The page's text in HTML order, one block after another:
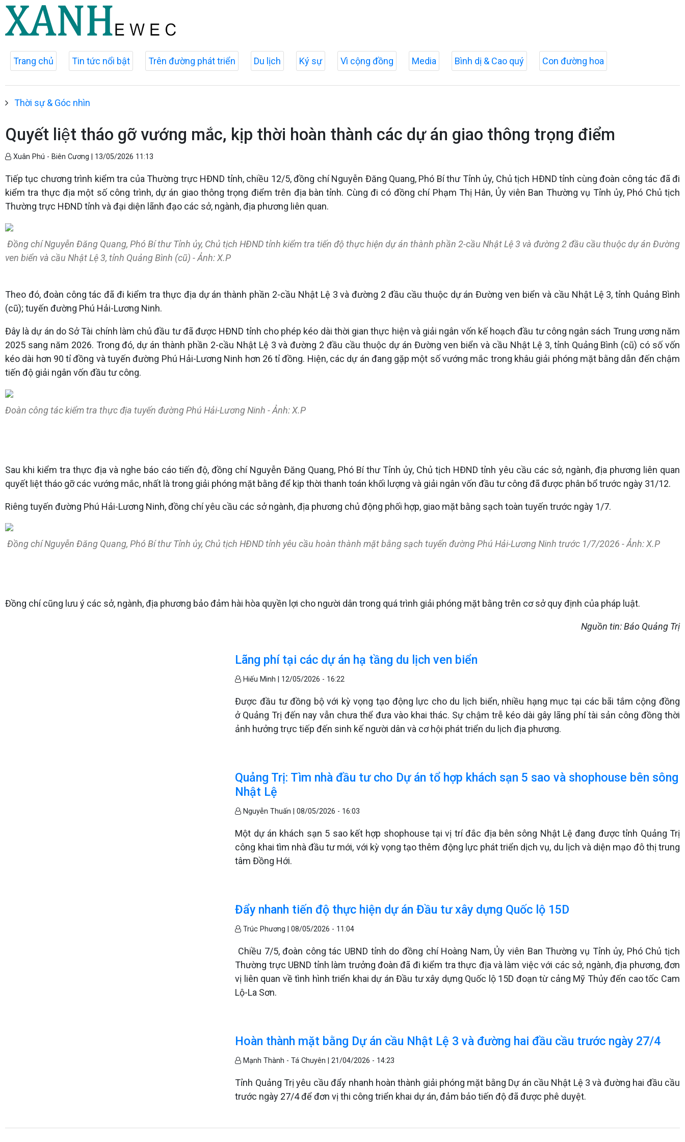
Trang chủ Tin tức nổi bật Trên đường phát triển Du lịch Ký sự Vì cộng đồng Media Bình dị & Cao quý Con đường hoa
Thời sự & Góc nhìn
Quyết liệt tháo gỡ vướng mắc, kịp thời hoàn thành các dự án giao thông trọng điểm
Xuân Phú - Biên Cương | 13/05/2026 11:13
Tiếp tục chương trình kiểm tra của Thường trực HĐND tỉnh, chiều 12/5, đồng chí Nguyễn Đăng Quang, Phó Bí thư Tỉnh ủy, Chủ tịch HĐND tỉnh cùng đoàn công tác đã đi
kiểm tra thực địa một số công trình, dự án giao thông trọng điểm trên địa bàn tỉnh. Cùng đi có đồng chí Phạm Thị Hân, Ủy viên Ban Thường vụ Tỉnh ủy, Phó Chủ tịch
Thường trực HĐND tỉnh và đại diện lãnh đạo các sở, ngành, địa phương liên quan.
Đồng chí Nguyễn Đăng Quang, Phó Bí thư Tỉnh ủy, Chủ tịch HĐND tỉnh kiểm tra tiến độ thực hiện dự án thành phần 2-cầu Nhật Lệ 3 và đường 2 đầu cầu thuộc dự án Đường
ven biển và cầu Nhật Lệ 3, tỉnh Quảng Bình (cũ) - Ảnh: X.P
Theo đó, đoàn công tác đã đi kiểm tra thực địa dự án thành phần 2-cầu Nhật Lệ 3 và đường 2 đầu cầu thuộc dự án Đường ven biển và cầu Nhật Lệ 3, tỉnh Quảng Bình
(cũ); tuyến đường Phú Hải-Lương Ninh.
Đây là dự án do Sở Tài chính làm chủ đầu tư đã được HĐND tỉnh cho phép kéo dài thời gian thực hiện và giải ngân vốn kế hoạch đầu tư công ngân sách Trung ương năm
2025 sang năm 2026. Trong đó, dự án thành phần 2-cầu Nhật Lệ 3 và đường 2 đầu cầu thuộc dự án Đường ven biển và cầu Nhật Lệ 3, tỉnh Quảng Bình (cũ) có số vốn
kéo dài hơn 90 tỉ đồng và tuyến đường Phú Hải-Lương Ninh hơn 26 tỉ đồng. Hiện, các dự án đang gặp một số vướng mắc trong khâu giải phóng mặt bằng dẫn đến chậm
tiến độ giải ngân vốn đầu tư công.
Đoàn công tác kiểm tra thực địa tuyến đường Phú Hải-Lương Ninh - Ảnh: X.P
Sau khi kiểm tra thực địa và nghe báo cáo tiến độ, đồng chí Nguyễn Đăng Quang, Phó Bí thư Tỉnh ủy, Chủ tịch HĐND tỉnh yêu cầu các sở, ngành, địa phương liên quan
quyết liệt tháo gỡ các vướng mắc, nhất là trong giải phóng mặt bằng để kịp thời thanh toán khối lượng và giải ngân vốn đầu tư công đã được phân bổ trước ngày 31/12.
Riêng tuyến đường Phú Hải-Lương Ninh, đồng chí yêu cầu các sở ngành, địa phương chủ động phối hợp, giao mặt bằng sạch toàn tuyến trước ngày 1/7.
Đồng chí Nguyễn Đăng Quang, Phó Bí thư Tỉnh ủy, Chủ tịch HĐND tỉnh yêu cầu hoàn thành mặt bằng sạch tuyến đường Phú Hải-Lương Ninh trước 1/7/2026 - Ảnh: X.P
Đồng chí cũng lưu ý các sở, ngành, địa phương bảo đảm hài hòa quyền lợi cho người dân trong quá trình giải phóng mặt bằng trên cơ sở quy định của pháp luật.
Nguồn tin: Báo Quảng Trị
Lãng phí tại các dự án hạ tầng du lịch ven biển
Hiếu Minh | 12/05/2026 - 16:22
Được đầu tư đồng bộ với kỳ vọng tạo động lực cho du lịch biển, nhiều hạng mục tại các bãi tắm cộng đồng
ở Quảng Trị đến nay vẫn chưa thể đưa vào khai thác. Sự chậm trễ kéo dài gây lãng phí tài sản công đồng thời
ảnh hưởng trực tiếp đến sinh kế người dân và cơ hội phát triển du lịch địa phương.
Quảng Trị: Tìm nhà đầu tư cho Dự án tổ hợp khách sạn 5 sao và shophouse bên sông
Nhật Lệ
Nguyễn Thuấn |08/05/2026 - 16:03
Một dự án khách sạn 5 sao kết hợp shophouse tại vị trí đắc địa bên sông Nhật Lệ đang được tỉnh Quảng Trị
công khai tìm nhà đầu tư mới, với kỳ vọng tạo thêm động lực phát triển dịch vụ, du lịch và diện mạo đô thị trung
tâm Đồng Hới.
Đẩy nhanh tiến độ thực hiện dự án Đầu tư xây dựng Quốc lộ 15D
Trúc Phương |08/05/2026 - 11:04
Chiều 7/5, đoàn công tác UBND tỉnh do đồng chí Hoàng Nam, Ủy viên Ban Thường vụ Tỉnh ủy, Phó Chủ tịch
Thường trực UBND tỉnh làm trưởng đoàn đã đi kiểm tra thực địa và làm việc với các sở, ngành, địa phương, đơn
vị liên quan về tình hình triển khai dự án Đầu tư xây dựng Quốc lộ 15D đoạn từ cảng Mỹ Thủy đến cao tốc Cam
Lộ-La Sơn.
Hoàn thành mặt bằng Dự án cầu Nhật Lệ 3 và đường hai đầu cầu trước ngày 27/4
Mạnh Thành - Tá Chuyên |21/04/2026 - 14:23
Tỉnh Quảng Trị yêu cầu đẩy nhanh hoàn thành giải phóng mặt bằng Dự án cầu Nhật Lệ 3 và đường hai đầu cầu
trước ngày 27/4 để đơn vị thi công triển khai dự án, đảm bảo tiến độ đã được phê duyệt.